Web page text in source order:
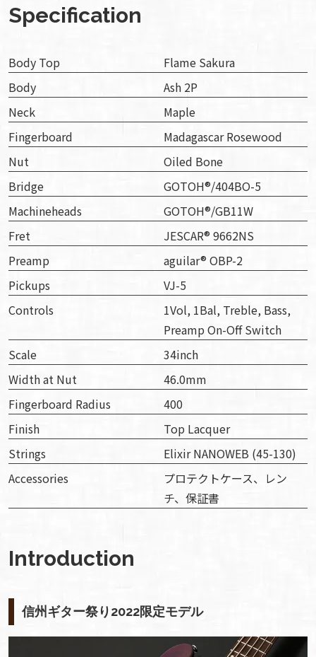
Specification
Body Top
Flame Sakura
Body
Ash 2P
Neck
Maple
Fingerboard
Madagascar Rosewood
Nut
Oiled Bone
Bridge
GOTOH®/404BO-5
Machineheads
GOTOH®/GB11W
Fret
JESCAR® 9662NS
Preamp
aguilar® OBP-2
Pickups
VJ-5
Controls
1Vol, 1Bal, Treble, Bass,
Preamp On-Off Switch
Scale
34inch
Width at Nut
46.0mm
Fingerboard Radius
400
Finish
Top Lacquer
Strings
Elixir NANOWEB (45-130)
Accessories
プロテクトケース、レン
チ、保証書
Introduction
信州ギター祭り2022限定モデル